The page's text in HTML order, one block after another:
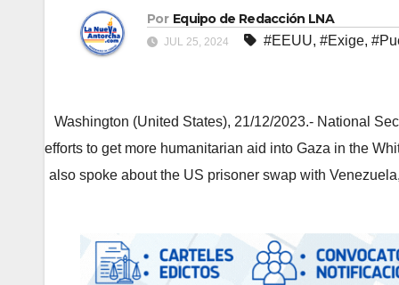
Por Equipo de Redacción LNA
JUL 25, 2024 #EEUU, #Exige,
Washington (United States), 21/12/2023.- National
efforts to get more humanitarian aid into Gaza in the
also spoke about the US prisoner swap with